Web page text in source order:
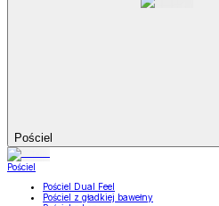
Pościel
Pościel
Pościel Dual Feel
Pościel z gładkiej bawełny